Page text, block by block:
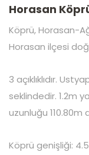
Horasan
Köprü, Horasan-
Horasan ilçesi
3 açıklıklıdır.
seklindedir. 1.2m
uzunluğu 110.80m
Köprü genişliği: